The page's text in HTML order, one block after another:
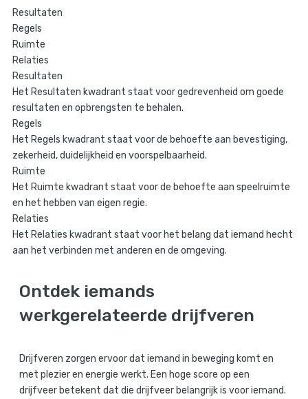
Resultaten
Regels
Ruimte
Relaties
Resultaten
Het Resultaten kwadrant staat voor gedrevenheid om goede
resultaten en opbrengsten te behalen.
Regels
Het Regels kwadrant staat voor de behoefte aan bevestiging,
zekerheid, duidelijkheid en voorspelbaarheid.
Ruimte
Het Ruimte kwadrant staat voor de behoefte aan speelruimte
en het hebben van eigen regie.
Relaties
Het Relaties kwadrant staat voor het belang dat iemand hecht
aan het verbinden met anderen en de omgeving.
Ontdek iemands
werkgerelateerde drijfveren​
Drijfveren zorgen ervoor dat iemand in beweging komt en
met plezier en energie werkt. Een hoge score op een
drijfveer betekent dat die drijfveer belangrijk is voor iemand.